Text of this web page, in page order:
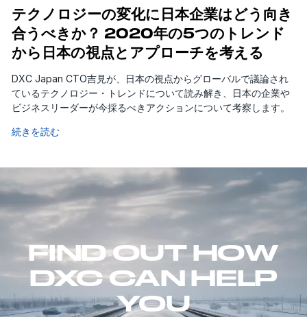
テクノロジーの変化に日本企業はどう向き
合うべきか？ 2020年の5つのトレンド
から日本の視点とアプローチを考える
DXC Japan CTO吉見が、日本の視点からグローバルで議論され
ているテクノロジー・トレンドについて読み解き、日本の企業や
ビジネスリーダーが今採るべきアクションについて考察します。
続きを読む
FIND OUT HOW
DXC CAN HELP
YOU